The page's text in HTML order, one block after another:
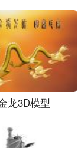
龙3D模型